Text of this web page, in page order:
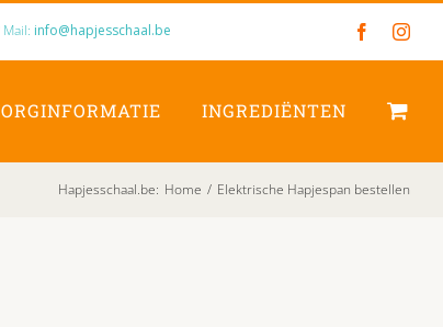
Mail: info@hapjesschaal.be Facebook
INGREDIËNTEN
Hapjesschaal.be: Home / Elektrische Hapjespan bestellen